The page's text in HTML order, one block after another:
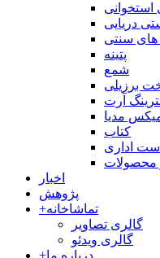
استخوانی
دریایی
سنتی
پتینه
شمع
برزیلی
آرت
مدیا
کتاب
اداری
محصولات
اخبار
پژوهش
+تماشاخانه
گالری تصاویر
گالری ویدئو
+درباره ما